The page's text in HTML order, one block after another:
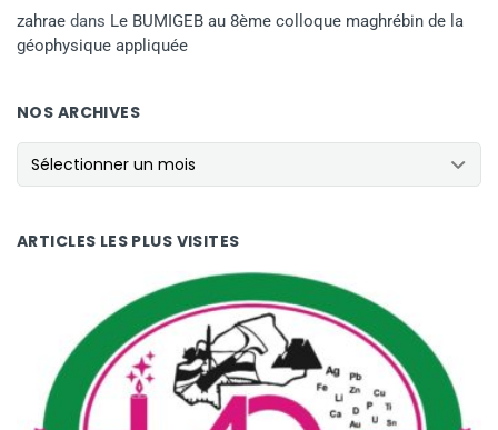
zahrae dans Le BUMIGEB au 8ème colloque maghrébin de la
géophysique appliquée
NOS ARCHIVES
ARTICLES LES PLUS VISITES